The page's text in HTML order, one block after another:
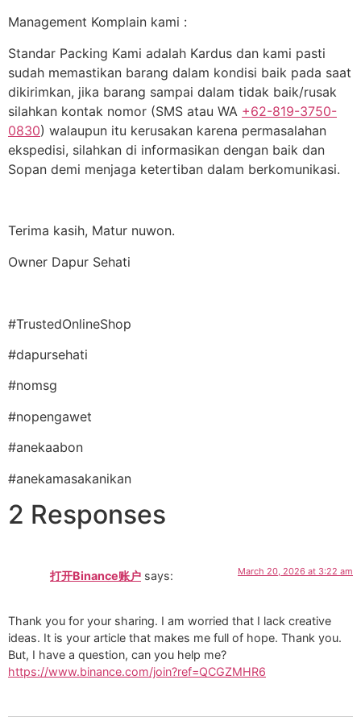
Management Komplain kami :
Standar Packing Kami adalah Kardus dan kami pasti
sudah memastikan barang dalam kondisi baik pada saat
dikirimkan, jika barang sampai dalam tidak baik/rusak
silahkan kontak nomor (SMS atau WA +62-819-3750-
0830) walaupun itu kerusakan karena permasalahan
ekspedisi, silahkan di informasikan dengan baik dan
Sopan demi menjaga ketertiban dalam berkomunikasi.
Terima kasih, Matur nuwon.
Owner Dapur Sehati
#TrustedOnlineShop
#dapursehati
#nomsg
#nopengawet
#anekaabon
#anekamasakanikan
2 Responses
打开Binance账户 says: March 20, 2026 at 3:22 am
Thank you for your sharing. I am worried that I lack creative
ideas. It is your article that makes me full of hope. Thank you.
But, I have a question, can you help me?
https://www.binance.com/join?ref=QCGZMHR6